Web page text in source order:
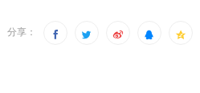
分享：